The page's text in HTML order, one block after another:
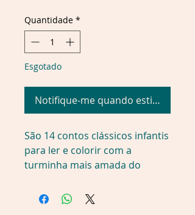
Quantidade *
Esgotado
Notifique-me quando estiver
São 14 contos clássicos infantis
para ler e colorir com a
turminha mais amada do